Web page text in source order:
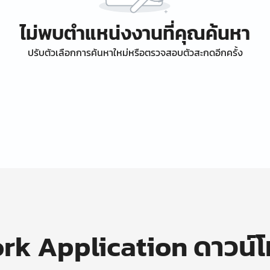
ไม่พบตำแหน่งงานที่คุณค้นหา
ปรับตัวเลือกการค้นหาใหม่หรือตรวจสอบตัวสะกดอีกครั้ง
Application ดาวน์